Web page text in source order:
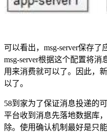
可以看出，msg-server保存了
msg-server根据这个配置将
用来消费就可以了。因此，
以了。
58到家为了保证消息投递的
平台收到消息先落地数据库
除。使用确认机制最好是只